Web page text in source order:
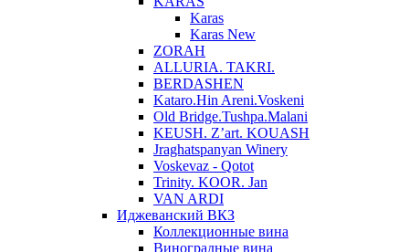
Karas
Karas New
ZORAH
ALLURIA. TAKRI.
BERDASHEN
Kataro.Hin Areni.Voskeni
Old Bridge.Tushpa.Malani
KEUSH. Z’art. KOUASH
Jraghatspanyan Winery
Voskevaz - Qotot
Trinity. KOOR. Jan
VAN ARDI
Иджеванский ВКЗ
Коллекционные вина
Виноградные вина